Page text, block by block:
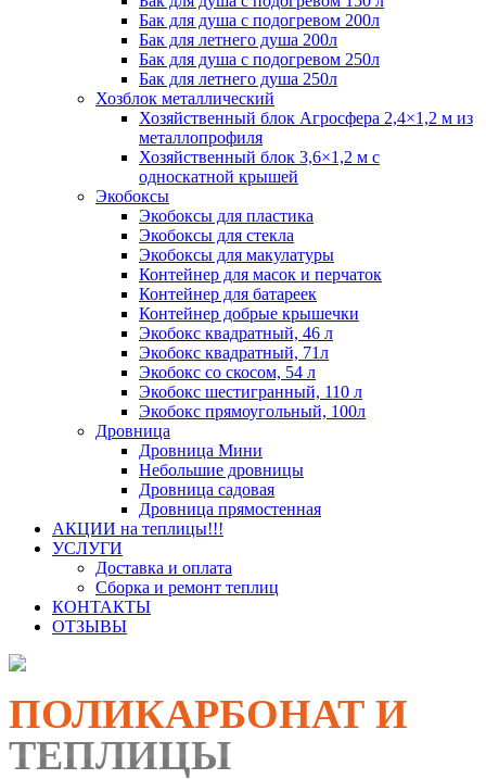
Бак для душа с подогревом 200л
Бак для летнего душа 200л
Бак для душа с подогревом 250л
Бак для летнего душа 250л
Хозблок металлический
Хозяйственный блок Агросфера 2,4×1,2 м из
металлопрофиля
Хозяйственный блок 3,6×1,2 м с
односкатной крышей
Экобоксы
Экобоксы для пластика
Экобоксы для стекла
Экобоксы для макулатуры
Контейнер для масок и перчаток
Контейнер для батареек
Контейнер добрые крышечки
Экобокс квадратный, 46 л
Экобокс квадратный, 71л
Экобокс со скосом, 54 л
Экобокс шестигранный, 110 л
Экобокс прямоугольный, 100л
Дровница
Дровница Мини
Небольшие дровницы
Дровница садовая
Дровница прямостенная
АКЦИИ на теплицы!!!
УСЛУГИ
Доставка и оплата
Сборка и ремонт теплиц
КОНТАКТЫ
ОТЗЫВЫ
ПОЛИКАРБОНАТ И
ТЕПЛИЦЫ